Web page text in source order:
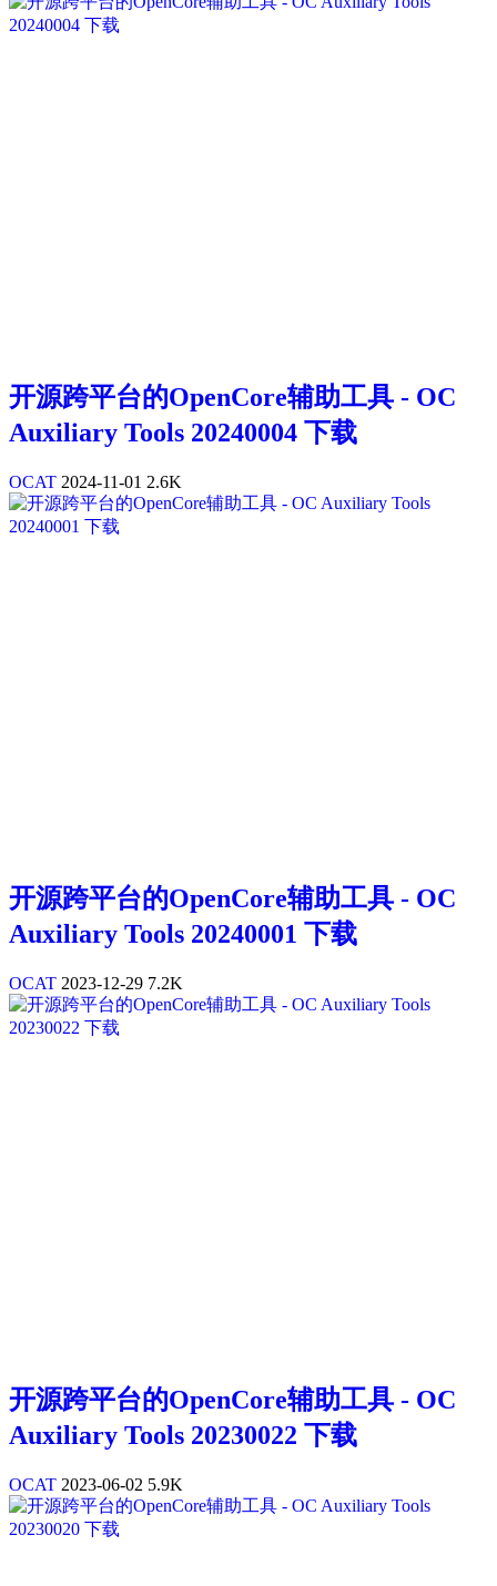
开源跨平台的OpenCore辅助工具 - OC
Auxiliary Tools 20240004 下载
OCAT 2024-11-01 2.6K
开源跨平台的OpenCore辅助工具 - OC
Auxiliary Tools 20240001 下载
OCAT 2023-12-29 7.2K
开源跨平台的OpenCore辅助工具 - OC
Auxiliary Tools 20230022 下载
OCAT 2023-06-02 5.9K